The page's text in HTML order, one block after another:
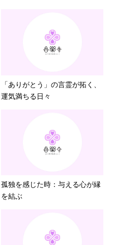
「ありがとう」の言霊が拓く、
運気満ちる日々
孤独を感じた時：与える心が縁
を結ぶ